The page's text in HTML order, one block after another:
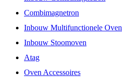
Combimagnetron
Inbouw Multifunctionele Oven
Inbouw Stoomoven
Atag
Oven Accessoires